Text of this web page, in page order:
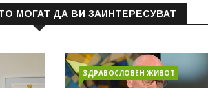
МОГАТ ДА ВИ ЗАИНТЕРЕСУВАТ
ЗДРАВОСЛОВЕН ЖИВОТ